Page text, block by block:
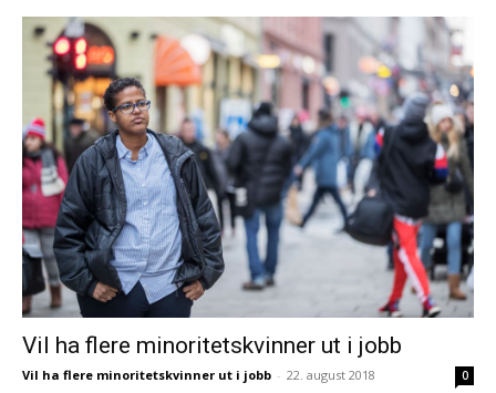
Vil ha flere minoritetskvinner ut i jobb
Vil ha flere minoritetskvinner ut i jobb - 22. august 2018 0